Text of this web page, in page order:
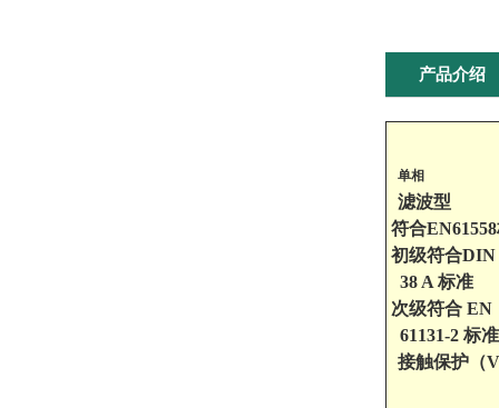
产品介绍
单相
滤波型
符合
初级符合
38 A 标准
次级符合 EN
61131-2 标准
接触保护（